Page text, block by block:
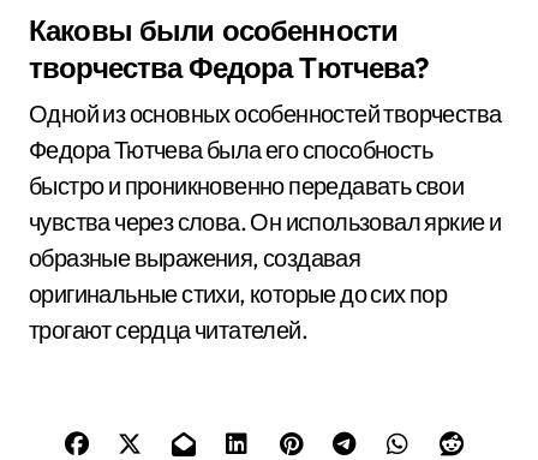
Каковы были особенности
творчества Федора Тютчева?
Одной из основных особенностей творчества
Федора Тютчева была его способность
быстро и проникновенно передавать свои
чувства через слова. Он использовал яркие и
образные выражения, создавая
оригинальные стихи, которые до сих пор
трогают сердца читателей.